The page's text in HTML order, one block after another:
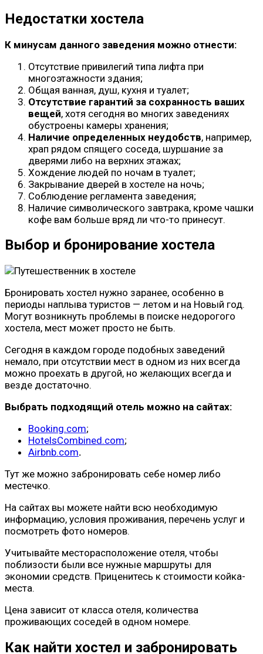
Недостатки хостела
К минусам данного заведения можно отнести:
Отсутствие привилегий типа лифта при
многоэтажности здания;
Общая ванная, душ, кухня и туалет;
Отсутствие гарантий за сохранность ваших
вещей, хотя сегодня во многих заведениях
обустроены камеры хранения;
Наличие определенных неудобств, например,
храп рядом спящего соседа, шуршание за
дверями либо на верхних этажах;
Хождение людей по ночам в туалет;
Закрывание дверей в хостеле на ночь;
Соблюдение регламента заведения;
Наличие символического завтрака, кроме чашки
кофе вам больше вряд ли что-то принесут.
Выбор и бронирование хостела
Бронировать хостел нужно заранее, особенно в
периоды наплыва туристов — летом и на Новый год.
Могут возникнуть проблемы в поиске недорогого
хостела, мест может просто не быть.
Сегодня в каждом городе подобных заведений
немало, при отсутствии мест в одном из них всегда
можно проехать в другой, но желающих всегда и
везде достаточно.
Выбрать подходящий отель можно на сайтах:
Booking.com;
HotelsCombined.com;
Airbnb.com.
Тут же можно забронировать себе номер либо
местечко.
На сайтах вы можете найти всю необходимую
информацию, условия проживания, перечень услуг и
посмотреть фото номеров.
Учитывайте месторасположение отеля, чтобы
поблизости были все нужные маршруты для
экономии средств. Приценитесь к стоимости койка-
места.
Цена зависит от класса отеля, количества
проживающих соседей в одном номере.
Как найти хостел и забронировать